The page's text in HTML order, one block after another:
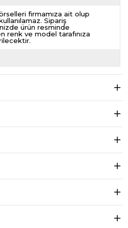
firmamıza ait olup
Sipariş
ürün resminde
renk ve model tarafınıza